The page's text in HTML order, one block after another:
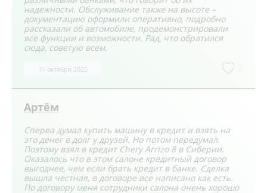
надежности. Обслуживание также на высоте –
документацию оформили оперативно, подробно
рассказали об автомобиле, продемонстрировали
все функции и возможности. Рад, что обратился
сюда, советую всем.
11 октября 2025
Артём
Сперва думал купить машину в кредит и взять на
это денег в долг у друзей. Но потом передумал.
Поэтому взял в кредит Chery Arrizo 8 в Сиберии.
Оказалось что в этом салоне кредитный договор
выгоднее, чем если брать кредит в банке. Сделка
вышла честная, в договоре все написано как есть.
По договору меня сотрудники салона очень хорошо